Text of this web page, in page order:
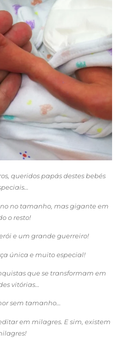
queridos papás destes bebés
no tamanho, mas gigante em
o resto!
e um grande guerreiro!
única e muito especial!
que se transformam em
vitórias…
sem tamanho…
em milagres. E sim, existem